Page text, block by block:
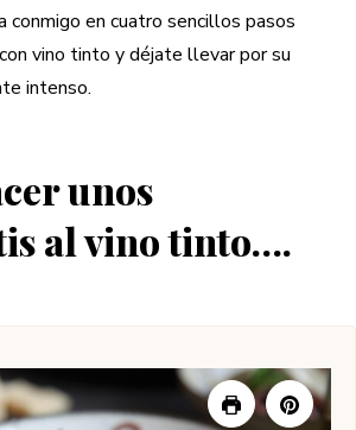
conmigo en cuatro sencillos pasos
vino tinto y déjate llevar por su
intenso.
unos
al vino tinto….